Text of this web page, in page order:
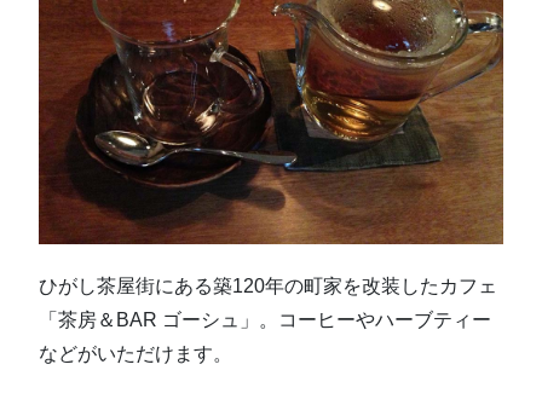
ひがし茶屋街にある築120年の町家を改装したカフェ
「茶房＆BAR ゴーシュ」。コーヒーやハーブティー
などがいただけます。